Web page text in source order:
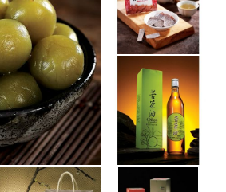
地印象為主題，期盼讓美味開啟的同
灣山居生活文化的快樂。 <<未滿18
>>